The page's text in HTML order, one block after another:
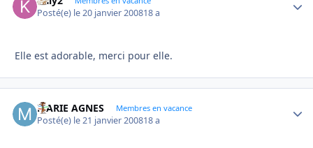
Posté(e) le 20 janvier 200818 a
Elle est adorable, merci pour elle.
MARIE AGNES Membres en vacance
Posté(e) le 21 janvier 200818 a